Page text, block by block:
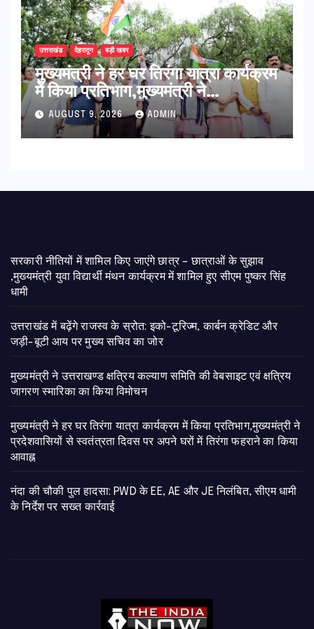
उत्तराखंड देहरादून बड़ी खबर
मुख्यमंत्री ने हर घर तिरंगा यात्रा कार्यक्रम
में किया प्रतिभाग,मुख्यमंत्री ने
प्रदेशवासियों से स्वतंत्रता दिवस पर अपने
घरों में तिरंगा फहराने का किया आवाह्न
AUGUST 9, 2026 ADMIN
सरकारी नीतियों में शामिल किए जाएंगे छात्र – छात्राओं के सुझाव
,मुख्यमंत्री युवा विद्यार्थी मंथन कार्यक्रम में शामिल हुए सीएम पुष्कर सिंह
धामी
उत्तराखंड में बढ़ेंगे राजस्व के स्रोत: इको-टूरिज्म, कार्बन क्रेडिट और
जड़ी-बूटी आय पर मुख्य सचिव का जोर
मुख्यमंत्री ने उत्तराखण्ड क्षत्रिय कल्याण समिति की वेबसाइट एवं क्षत्रिय
जागरण स्मारिका का किया विमोचन
मुख्यमंत्री ने हर घर तिरंगा यात्रा कार्यक्रम में किया प्रतिभाग,मुख्यमंत्री ने
प्रदेशवासियों से स्वतंत्रता दिवस पर अपने घरों में तिरंगा फहराने का किया
आवाह्न
नंदा की चौकी पुल हादसा: PWD के EE, AE और JE निलंबित, सीएम धामी
के निर्देश पर सख्त कार्रवाई